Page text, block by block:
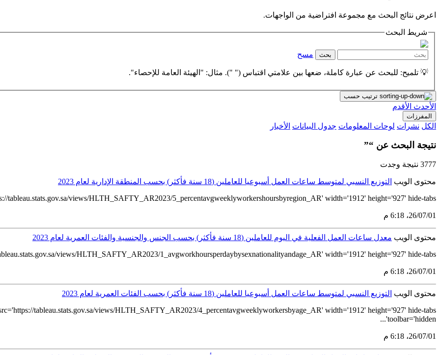
اعرض نتائج البحث مع مجموعة افتراضية من الواجهات.
شريط البحث
بحث مسح
💡 تلميح: للبحث عن عبارة كاملة، ضعها بين علامتي اقتباس (" "). مثال: "الهيئة العامة للإحصاء".
ترتيب حسب
الأحدث الأقدم
المفرزات
الكل نشرات لوحات المعلومات جدول البيانات الأخبار
نتيجة البحث عن “”
3777 نتيجة وجدت
محتوى الويب التوزيع النسبي لمتوسط ساعات العمل أسبوعيا للعاملين (18 سنة فأكثر) بحسب المنطقة الإدارية لعام 2023
views/HLTH_SAFTY_AR2023/5_percentavgweeklyworkershoursbyregion_AR' width='1912' height='927' hide-tabs...
01‏/07‏/26، 6:18 م
محتوى الويب معدل ساعات العمل الفعلية في اليوم للعاملين (18 سنة فأكثر) بحسب الجنس والجنسية والفئات العمرية لعام 2023
views/HLTH_SAFTY_AR2023/1_avgworkhoursperdaybysexnationalityandage_AR' width='1912' height='927' hide-tabs...
01‏/07‏/26، 6:18 م
محتوى الويب التوزيع النسبي لمتوسط ساعات العمل أسبوعيا للعاملين (18 سنة فأكثر) بحسب الفئات العمرية لعام 2023
tableau.stats.gov.sa/views/HLTH_SAFTY_AR2023/4_percentavgweeklyworkersbyage_AR' width='1912' height='927' hide-tabs
toolbar='hidden'...
01‏/07‏/26، 6:18 م